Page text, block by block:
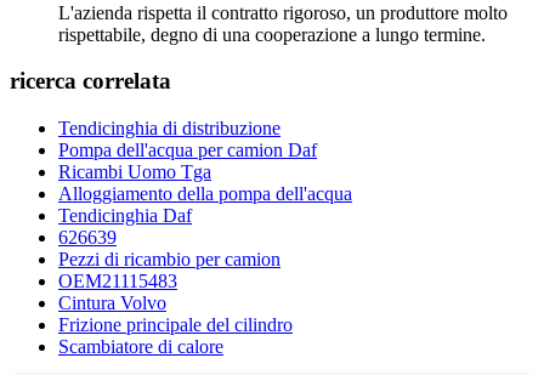
L'azienda rispetta il contratto rigoroso, un produttore molto
rispettabile, degno di una cooperazione a lungo termine.
ricerca correlata
Tendicinghia di distribuzione
Pompa dell'acqua per camion Daf
Ricambi Uomo Tga
Alloggiamento della pompa dell'acqua
Tendicinghia Daf
626639
Pezzi di ricambio per camion
OEM21115483
Cintura Volvo
Frizione principale del cilindro
Scambiatore di calore